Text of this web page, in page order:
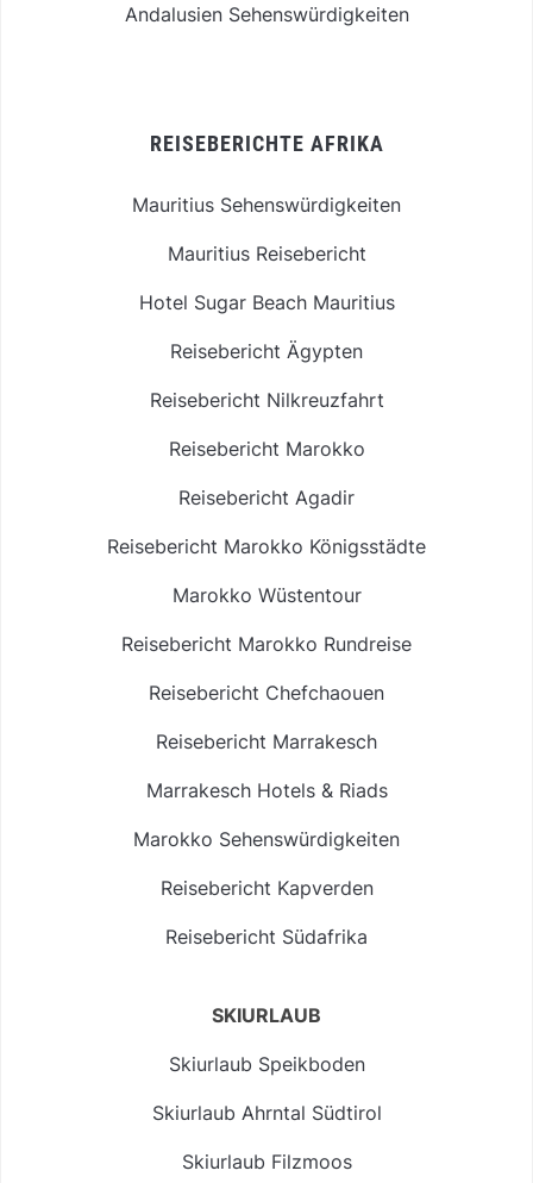
Andalusien Sehenswürdigkeiten
REISEBERICHTE AFRIKA
Mauritius Sehenswürdigkeiten
Mauritius Reisebericht
Hotel Sugar Beach Mauritius
Reisebericht Ägypten
Reisebericht Nilkreuzfahrt
Reisebericht Marokko
Reisebericht Agadir
Reisebericht Marokko Königsstädte
Marokko Wüstentour
Reisebericht Marokko Rundreise
Reisebericht Chefchaouen
Reisebericht Marrakesch
Marrakesch Hotels & Riads
Marokko Sehenswürdigkeiten
Reisebericht Kapverden
Reisebericht Südafrika
SKIURLAUB
Skiurlaub Speikboden
Skiurlaub Ahrntal Südtirol
Skiurlaub Filzmoos